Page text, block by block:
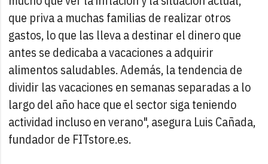
que priva a muchas familias de realizar otros
gastos, lo que las lleva a destinar el dinero que
antes se dedicaba a vacaciones a adquirir
alimentos saludables. Además, la tendencia de
dividir las vacaciones en semanas separadas a lo
largo del año hace que el sector siga teniendo
actividad incluso en verano", asegura Luis Cañada,
fundador de FITstore.es.